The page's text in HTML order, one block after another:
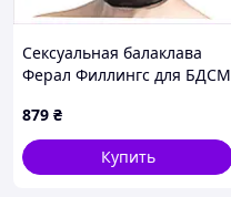
Сексуальная балаклава
Ферал Филлингс для БДСМ
879 ₴
Купить